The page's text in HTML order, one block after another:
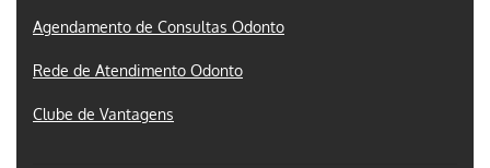
Agendamento de Consultas Odonto
Rede de Atendimento Odonto
Clube de Vantagens